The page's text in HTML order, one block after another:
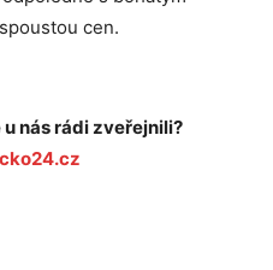
cen.
nás rádi zveřejnili?